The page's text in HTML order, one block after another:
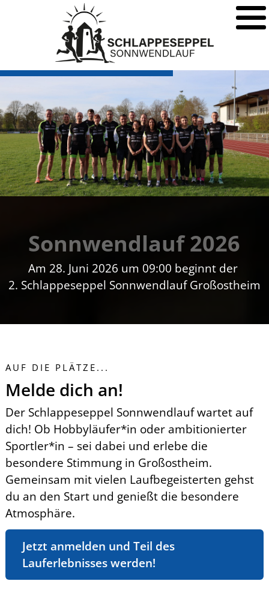
Schlappeseppel
Sonnwendlauf
Großostheim
Sonnwendlauf 2026
Am 28. Juni 2026 um 09:00 beginnt der
2. Schlappeseppel Sonnwendlauf Großostheim
AUF DIE PLÄTZE...
Melde dich an!
Der Schlappeseppel Sonnwendlauf wartet auf
dich! Ob Hobbyläufer*in oder ambitionierter
Sportler*in – sei dabei und erlebe die
besondere Stimmung in Großostheim.
Gemeinsam mit vielen Laufbegeisterten gehst
du an den Start und genießt die besondere
Atmosphäre.
Jetzt anmelden und Teil des
Lauferlebnisses werden!